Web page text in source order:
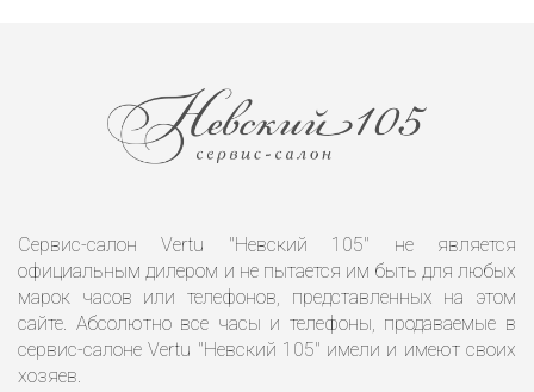
Сервис-салон Vertu "Невский 105" не является
официальным дилером и не пытается им быть для любых
марок часов или телефонов, представленных на этом
сайте. Абсолютно все часы и телефоны, продаваемые в
сервис-салоне Vertu "Невский 105" имели и имеют своих
хозяев.